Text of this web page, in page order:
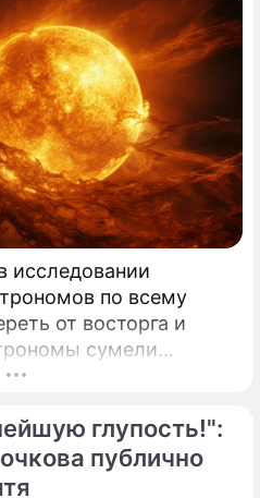
исследовании
по всему
от восторга и
сумели
и заглянуть в
глупость!":
публично